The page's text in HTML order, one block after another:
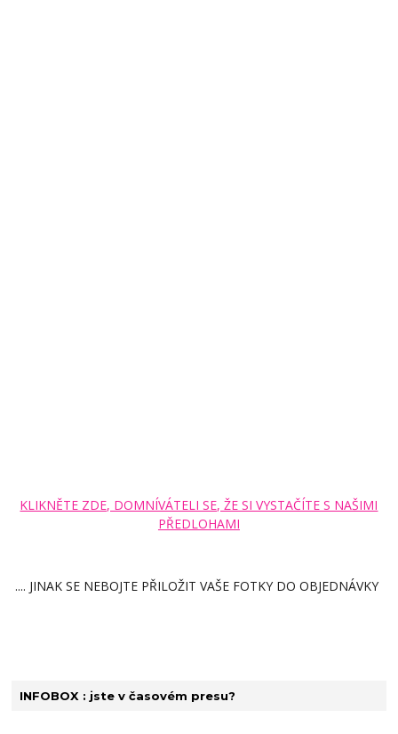
INFOBOX : jste v časovém presu?
KLIKNĚTE ZDE, DOMNÍVÁTELI SE, ŽE SI VYSTAČÍTE S NAŠIMI
PŘEDLOHAMI
.... JINAK SE NEBOJTE PŘILOŽIT VAŠE FOTKY DO OBJEDNÁVKY